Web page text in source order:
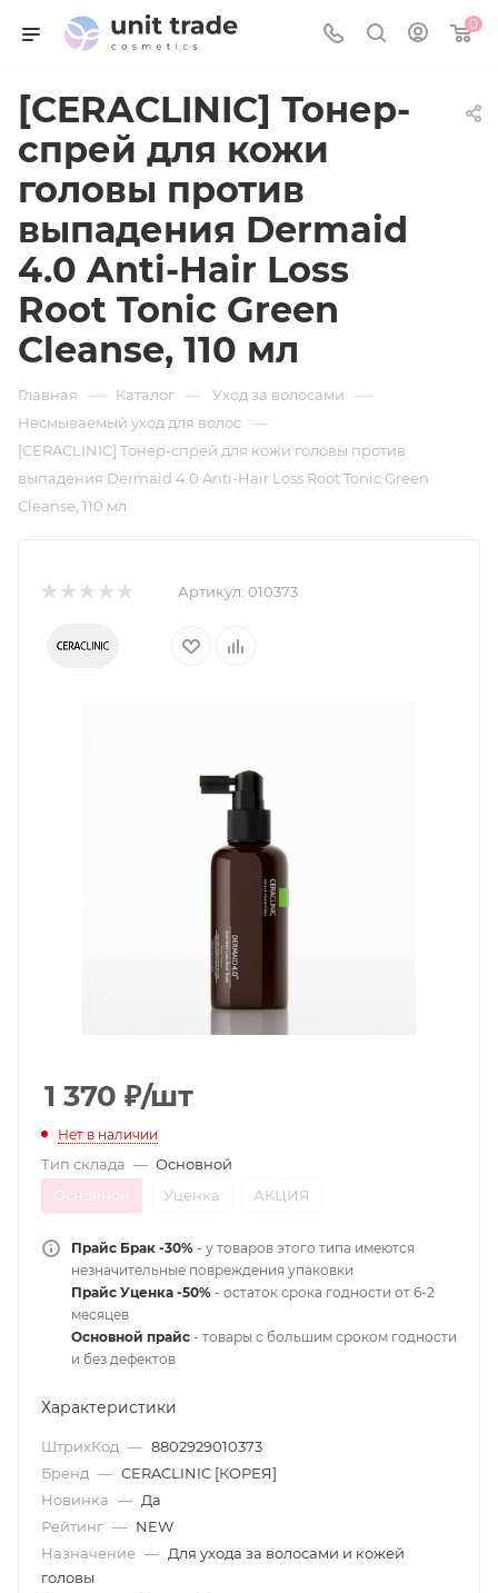
0
[CERACLINIC] Тонер-
спрей для кожи
головы против
выпадения Dermaid
4.0 Anti-Hair Loss
Root Tonic Green
Cleanse, 110 мл
Главная — Каталог — Уход за волосами —
Несмываемый уход для волос —
[CERACLINIC] Тонер-спрей для кожи головы против
выпадения Dermaid 4.0 Anti-Hair Loss Root Tonic Green
Cleanse, 110 мл
Артикул: 010373
1 370 ₽/шт
Нет в наличии
Тип склада — Основной
Основной
Уценка АКЦИЯ
Прайс Брак -30% - у товаров этого типа имеются
незначительные повреждения упаковки
Прайс Уценка -50% - остаток срока годности от 6-2
месяцев
Основной прайс - товары с большим сроком годности
и без дефектов
Характеристики
ШтрихКод — 8802929010373
Бренд — CERACLINIC [КОРЕЯ]
Новинка — Да
Рейтинг — NEW
Назначение — Для ухода за волосами и кожей
головы